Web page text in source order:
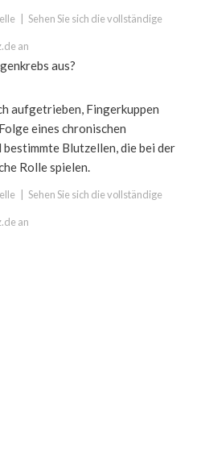
Sehen Sie sich die vollständige
an
aus?
aufgetrieben, Fingerkuppen
eines chronischen
Blutzellen, die bei der
Rolle spielen.
Sehen Sie sich die vollständige
an